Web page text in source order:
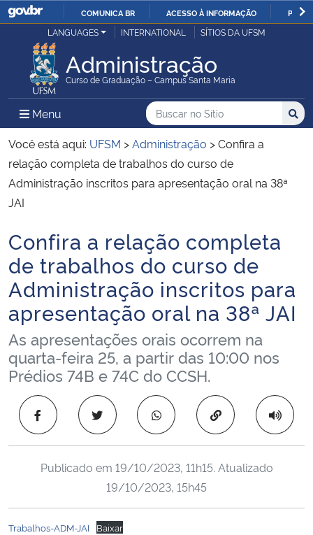
IR
O
COMUNICA BR ACESSO À INFORMAÇÃO
Ministério da Justiça e Segurança Pública
Ministério da Defesa
Ministério das Relações Exteriores
Ministério da Economia
Ministério da Agricultura, Pecuária e Abastecimento
Ministério da Educação
Ministério da Cidadania
Ministério da Saúde
Ministério de Minas e Energia
Ministério da Ciência, Tecnologia, Inovações e Comunicações
Ministério do Meio Ambiente
Ministério do Turismo
LANGUAGES INTERNATIONAL SÍTIOS DA UFSM
Administração
Curso de Graduação – Campus Santa Maria
Menu Menu Principal do Sítio
Busca
Buscar no no Sítio
Busca:
Você está aqui: UFSM >Administração >Confira a
relação completa de trabalhos do curso de
Administração inscritos para apresentação oral na 38ª
JAI
Início do conteúdo
Confira a relação completa
de trabalhos do curso de
Administração inscritos para
apresentação oral na 38ª JAI
As apresentações orais ocorrem na
quarta-feira 25, a partir das 10:00 nos
Prédios 74B e 74C do CCSH.
Copiar para área
Publicado em 19/10/2023, 11h15. Atualizado
19/10/2023, 15h45
Trabalhos-ADM-JAI
Baixar